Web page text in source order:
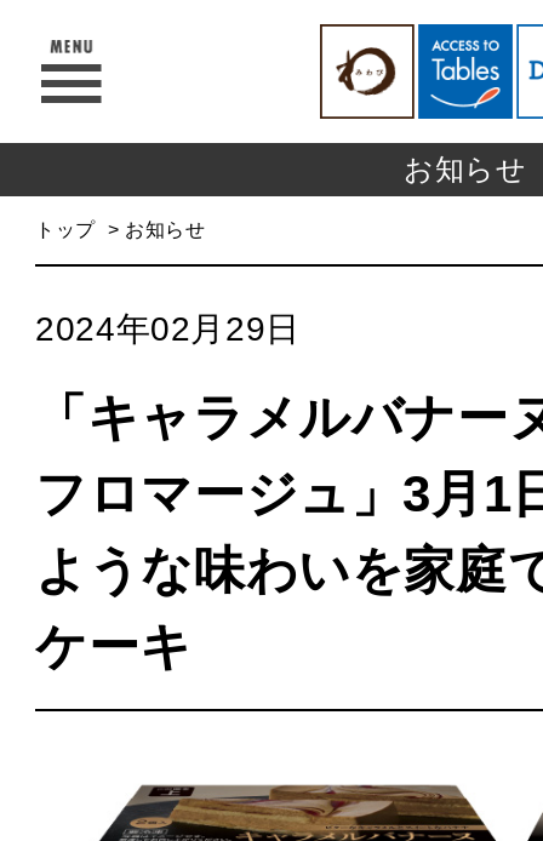
お知らせ
トップ お知らせ
2024年02月29日
「キャラメルバナー
フロマージュ」3月1
ような味わいを家庭
ケーキ